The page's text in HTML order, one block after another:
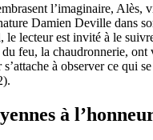
l’imaginaire, Alès,
Damien Deville dans
le lecteur est invité à le
feu, la chaudronnerie,
à observer ce qui
à